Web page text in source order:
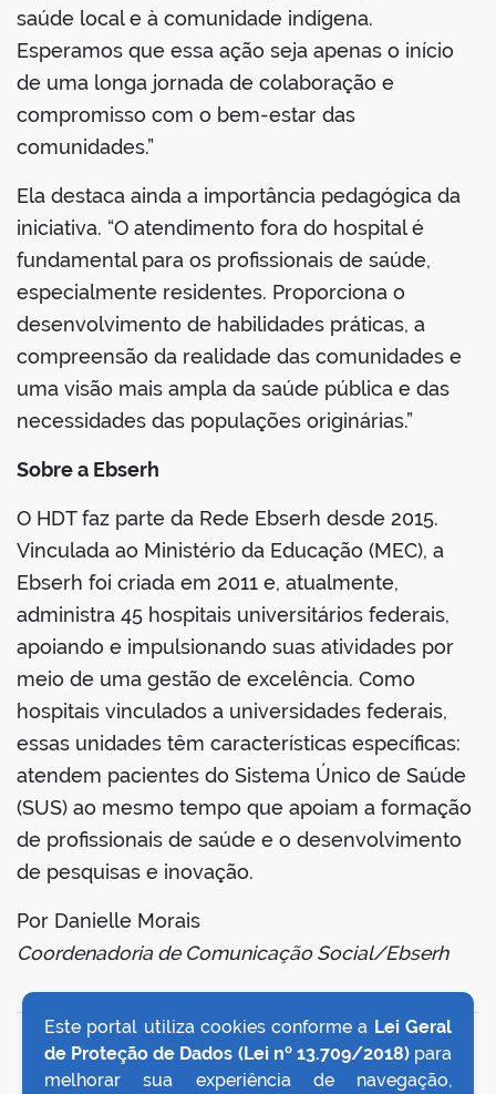
saúde local e à comunidade indígena.
Esperamos que essa ação seja apenas o início
de uma longa jornada de colaboração e
compromisso com o bem-estar das
comunidades.”
Ela destaca ainda a importância pedagógica da
iniciativa. “O atendimento fora do hospital é
fundamental para os profissionais de saúde,
especialmente residentes. Proporciona o
desenvolvimento de habilidades práticas, a
compreensão da realidade das comunidades e
uma visão mais ampla da saúde pública e das
necessidades das populações originárias.”
Sobre a Ebserh
O HDT faz parte da Rede Ebserh desde 2015.
Vinculada ao Ministério da Educação (MEC), a
Ebserh foi criada em 2011 e, atualmente,
administra 45 hospitais universitários federais,
apoiando e impulsionando suas atividades por
meio de uma gestão de excelência. Como
hospitais vinculados a universidades federais,
essas unidades têm características específicas:
atendem pacientes do Sistema Único de Saúde
(SUS) ao mesmo tempo que apoiam a formação
de profissionais de saúde e o desenvolvimento
de pesquisas e inovação.
Por Danielle Morais
Coordenadoria de Comunicação Social/Ebserh
VOLTAR AO TOPO
Este portal utiliza cookies conforme a Lei Geral
de Proteção de Dados (Lei nº 13.709/2018)para
melhorar sua experiência de navegação,